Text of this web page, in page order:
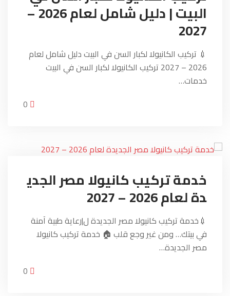
البيت | دليل شامل لعام 2026 –
2027
💉 تركيب الكانيولا لكبار السن في البيت دليل شامل لعام
2026 – 2027 تركيب الكانيولا لكبار السن في البيت
خدمات…
خدمة تركيب كانيولا مصر الجدي
دة لعام 2026 – 2027
💉خدمة تركيب كانيولا مصر الجديدة ل|رعاية طبية آمنة
في بيتك… ومن غير وجع قلب 🏠 خدمة تركيب كانيولا
مصر الجديدة…